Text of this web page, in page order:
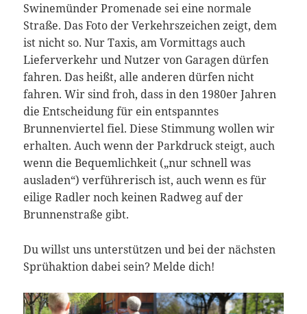
Swinemünder Promenade sei eine normale
Straße. Das Foto der Verkehrszeichen zeigt, dem
ist nicht so. Nur Taxis, am Vormittags auch
Lieferverkehr und Nutzer von Garagen dürfen
fahren. Das heißt, alle anderen dürfen nicht
fahren. Wir sind froh, dass in den 1980er Jahren
die Entscheidung für ein entspanntes
Brunnenviertel fiel. Diese Stimmung wollen wir
erhalten. Auch wenn der Parkdruck steigt, auch
wenn die Bequemlichkeit („nur schnell was
ausladen“) verführerisch ist, auch wenn es für
eilige Radler noch keinen Radweg auf der
Brunnenstraße gibt.
Du willst uns unterstützen und bei der nächsten
Sprühaktion dabei sein? Melde dich!